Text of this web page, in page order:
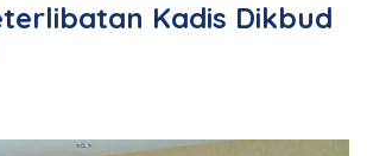
Kadis Dikbud